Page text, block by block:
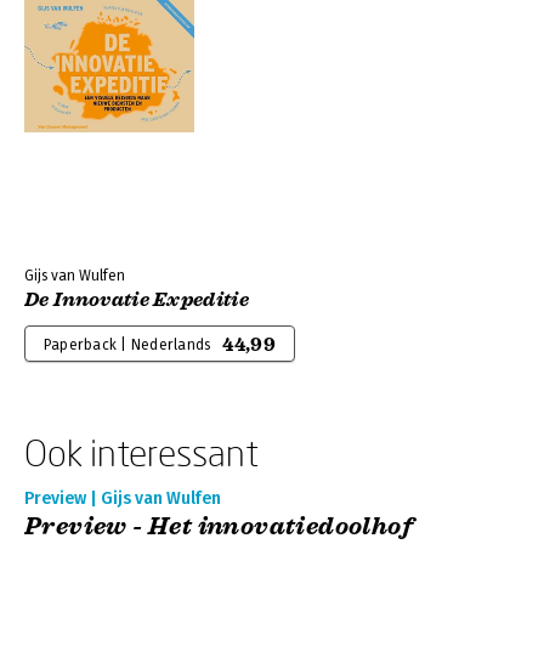
Gijs van Wulfen
De Innovatie Expeditie
Paperback | Nederlands 44,99
Ook interessant
Preview | Gijs van Wulfen
Preview - Het innovatiedoolhof